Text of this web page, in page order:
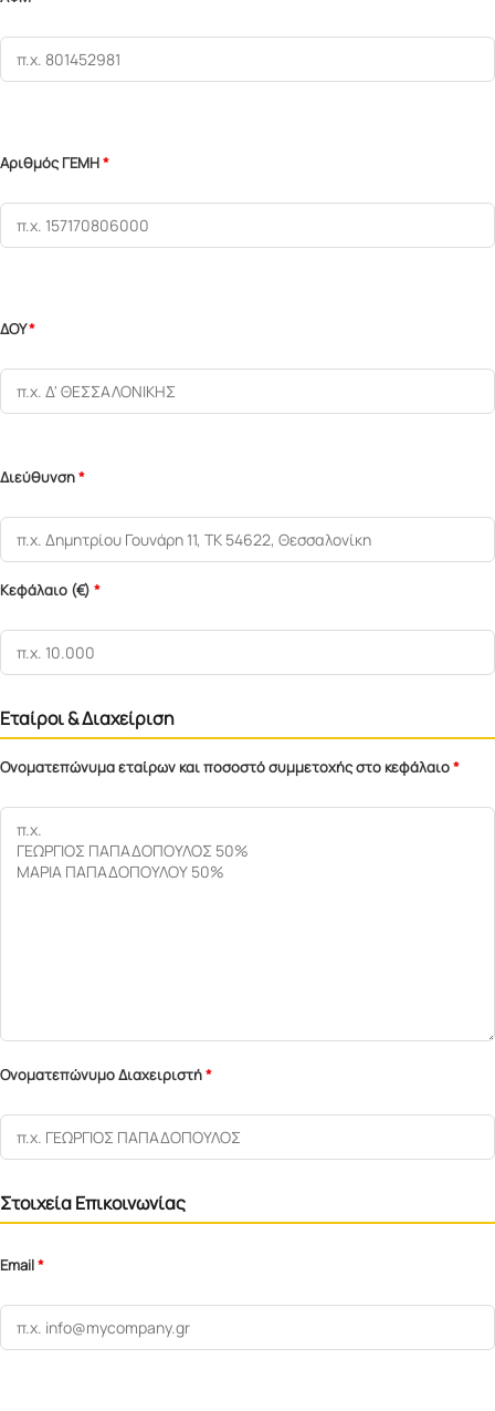
Αριθμός ΓΕΜΗ*
ΔΟΥ*
Διεύθυνση*
Κεφάλαιο (€) *
Εταίροι & Διαχείριση
Ονοματεπώνυμα εταίρων και ποσοστό συμμετοχής στο κεφάλαιο*
Ονοματεπώνυμο Διαχειριστή*
Στοιχεία Επικοινωνίας
Email*